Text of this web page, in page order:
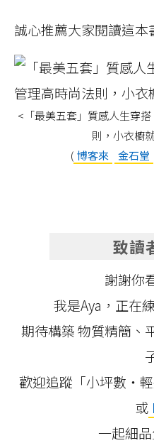
誠心推薦大家閱讀這本
<「最美五套」質感人生穿
則，小衣櫥
( 博客來 金石堂
致讀
謝謝你
我是Aya，正在
期待構築 物質精簡、
歡迎追蹤「小坪數‧輕
或
一起細